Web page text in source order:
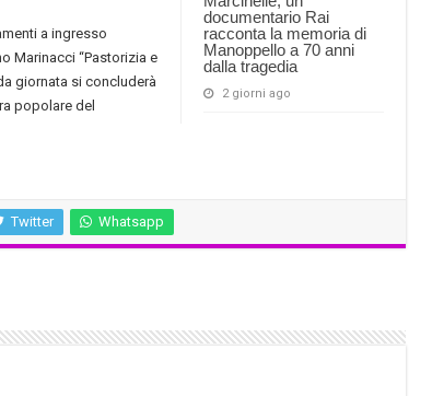
documentario Rai
racconta la memoria di
Manoppello a 70 anni
dalla tragedia
2 giorni ago
a ingresso
Marinacci “Pastorizia e
giornata si concluderà
popolare del
Twitter Whatsapp